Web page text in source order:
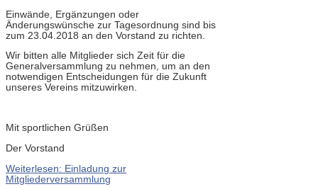
Einwände, Ergänzungen oder
Änderungswünsche zur Tagesordnung sind bis
zum 23.04.2018 an den Vorstand zu richten.
Wir bitten alle Mitglieder sich Zeit für die
Generalversammlung zu nehmen, um an den
notwendigen Entscheidungen für die Zukunft
unseres Vereins mitzuwirken.
Mit sportlichen Grüßen
Der Vorstand
Weiterlesen: Einladung zur
Mitgliederversammlung